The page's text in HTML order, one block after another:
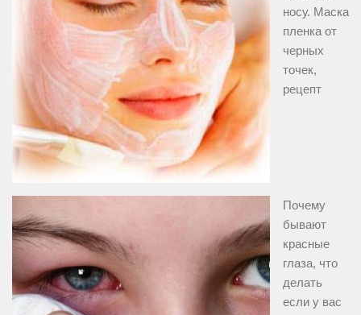
носу. Маска
пленка от
черных
точек,
рецепт
Почему
бывают
красные
глаза, что
делать
если у вас